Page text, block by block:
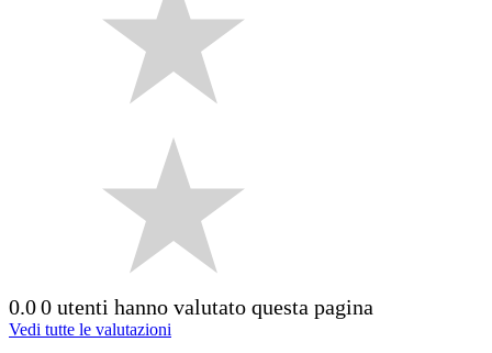
0.00 utenti hanno valutato questa pagina
Vedi tutte le valutazioni